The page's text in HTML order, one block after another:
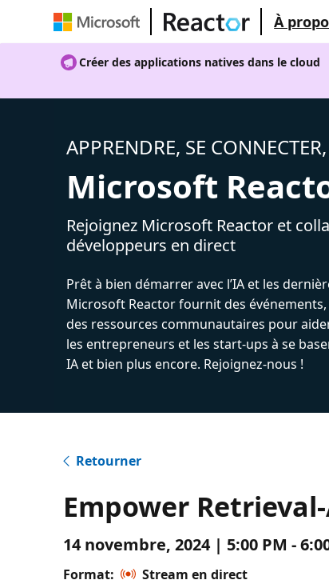
À
Créer des applications natives dans le cloud
APPRENDRE, SE
Microsoft
Rejoignez Microsoft Reactor et
développeurs en direct
Prêt à bien démarrer avec l’IA et les
Microsoft Reactor fournit des
des ressources communautaires pour
les entrepreneurs et les start-ups à se
IA et bien plus encore. Rejoignez-nous !
Retourner
Empower
14 novembre, 2024 | 5:00 PM -
Format:
Stream en direct